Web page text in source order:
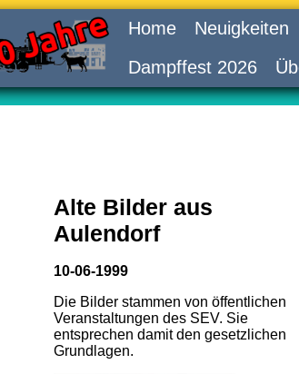
Home Neuigkeiten
Dampffest 2026
Alte Bilder aus
Aulendorf
10-06-1999
Die Bilder stammen von öffentlichen
Veranstaltungen des SEV. Sie
entsprechen damit den gesetzlichen
Grundlagen.